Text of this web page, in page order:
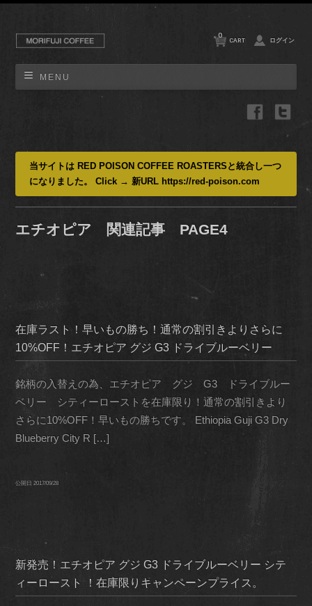
MENU
CART
0
ログイン
当サイトは RED POISON COFFEE ROASTERSと統合し一つ
になりました。 Click → 新URL https://red-poison.com
エチオピア 関連記事 PAGE4
在庫ラスト！早いもの勝ち！通常の割引きよりさらに
10%OFF！エチオピア グジ G3 ドライブルーベリー
銘柄の入替えの為、エチオピア グジ G3 ドライブルー
ベリー シティーローストを在庫限り！通常の割引きより
さらに10%OFF！早いもの勝ちです。 Ethiopia Guji G3 Dry
Blueberry City R […]
公開日2017/09/28
新発売！エチオピア グジ G3 ドライブルーベリー シテ
ィーロースト ！在庫限りキャンペーンプライス。